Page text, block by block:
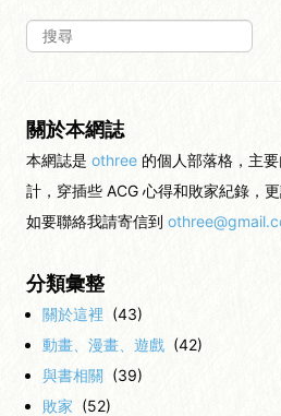
關於本網誌
本網誌是 othree 的個人部落格，主
計，穿插些 ACG 心得和敗家紀錄，
如要聯絡我請寄信到
分類彙整
關於這裡 (43)
動畫、漫畫、遊戲 (42)
與書相關 (39)
敗家 (52)